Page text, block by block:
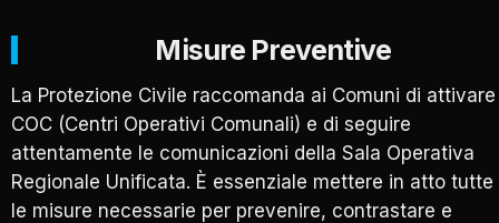
Misure Preventive
La Protezione Civile raccomanda ai Comuni di
COC (Centri Operativi Comunali) e di seguire
attentamente le comunicazioni della Sala Operativa
Regionale Unificata. È essenziale mettere in atto tutte
le misure necessarie per prevenire, contrastare e